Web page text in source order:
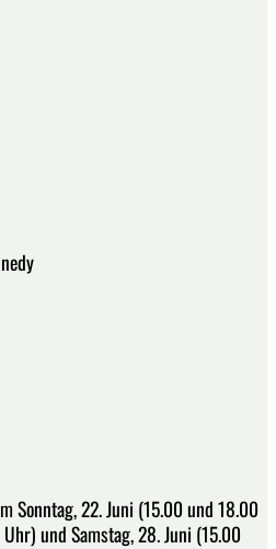
Sonntag, 22. Juni (15.00 und 18.00
und Samstag, 28. Juni (15.00